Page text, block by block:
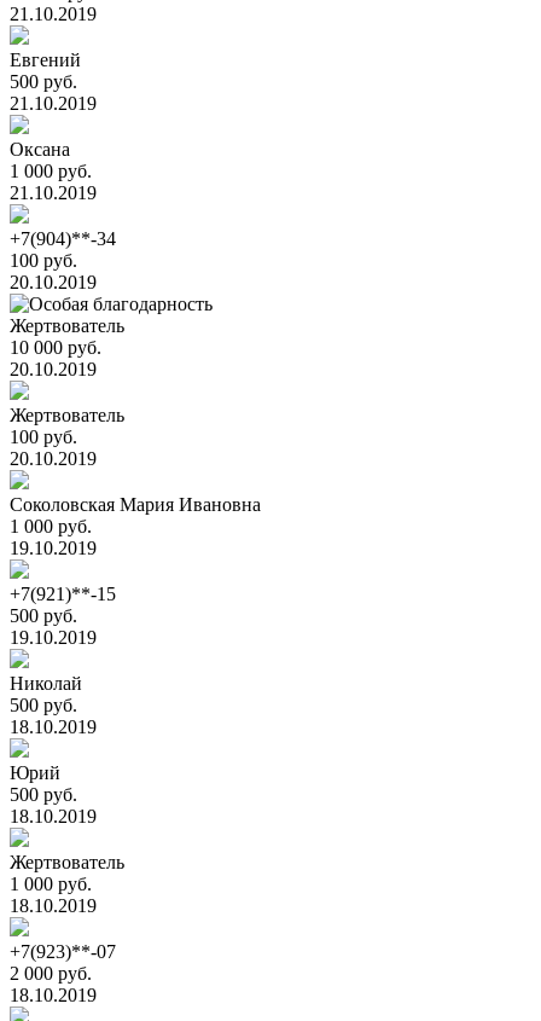
21.10.2019
Евгений
500 руб.
21.10.2019
Оксана
1 000 руб.
21.10.2019
+7(904)**-34
100 руб.
20.10.2019
Жертвователь
10 000 руб.
20.10.2019
Жертвователь
100 руб.
20.10.2019
Соколовская Мария Ивановна
1 000 руб.
19.10.2019
+7(921)**-15
500 руб.
19.10.2019
Николай
500 руб.
18.10.2019
Юрий
500 руб.
18.10.2019
Жертвователь
1 000 руб.
18.10.2019
+7(923)**-07
2 000 руб.
18.10.2019